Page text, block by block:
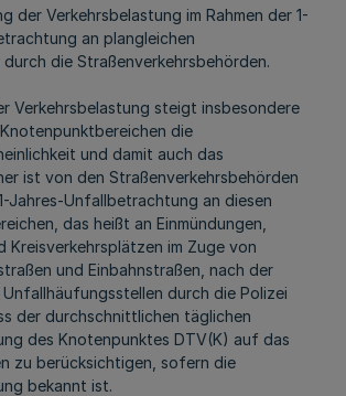
der Verkehrsbelastung im Rahmen der 1-
an plangleichen
die Straßenverkehrsbehörden.
Verkehrsbelastung steigt insbesondere
die
und damit auch das
ist von den Straßenverkehrsbehörden
Jahres-Unfallbetrachtung an diesen
das heißt an Einmündungen,
Kreisverkehrsplätzen im Zuge von
und Einbahnstraßen, nach der
durch die Polizei
der durchschnittlichen täglichen
des Knotenpunktes DTV(K) auf das
zu berücksichtigen, sofern die
bekannt ist.